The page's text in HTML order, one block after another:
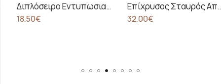
Διπλόσειρο Εντυπωσιακό Κολιέ Με Γη Και Αεροπλάνο
18.50€
Επίχρυσος Σταυρός Από Ανοξείδωτο Ατσάλι Με Διάφανα Ζιργκόν
32.00€